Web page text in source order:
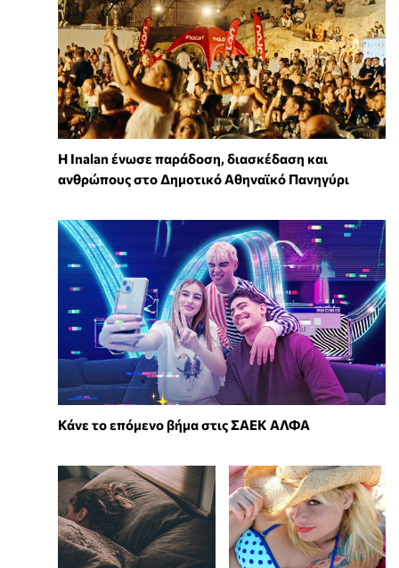
Η Inalan ένωσε παράδοση, διασκέδαση και
ανθρώπους στο Δημοτικό Αθηναϊκό Πανηγύρι
Κάνε το επόμενο βήμα στις ΣΑΕΚ ΑΛΦΑ